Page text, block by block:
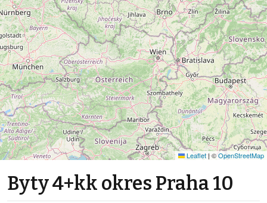
Leaflet | ©OpenStreetMap
Byty 4+kk okres Praha 10